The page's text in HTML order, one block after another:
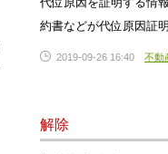
約書などが代位原因証
2019-09-26 16:40 不動
解除